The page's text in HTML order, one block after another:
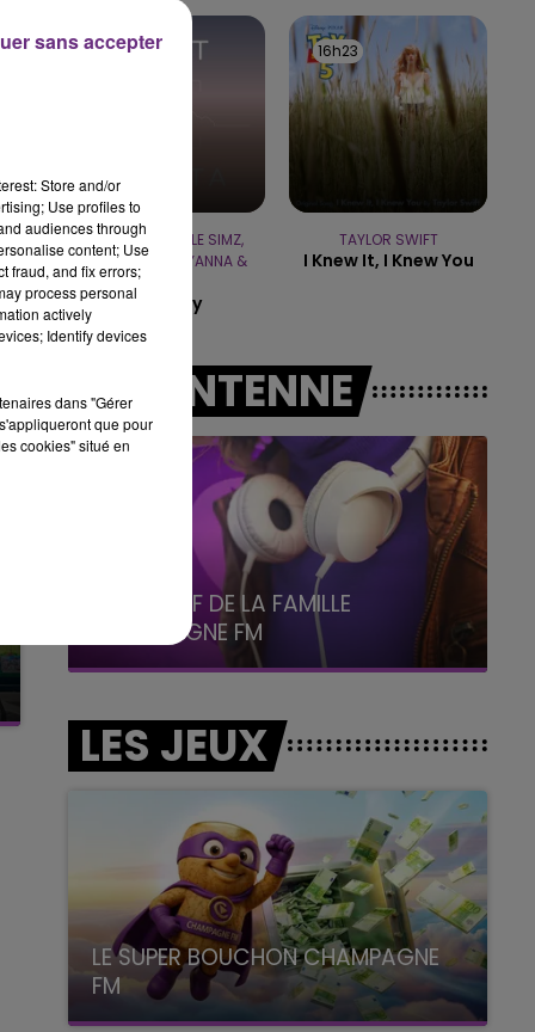
LE BEST OF DE LA
CHAMPAGNE
16h26
16h26
COLDPLAY, LITTLE SIMZ,
BURNA BOY, ELYANNA &
We Pray
16h23
16h23
TAYLOR SWIFT
I Knew It, I Knew You
A L'ANTENNE
La Famille
LES JEUX
LE SUPER BOUCHON CHAMPAGNE
FM
avec La Famille Champagne FM, à 8H10
Store and/or
Use profiles to
audiences through
content; Use
fraud, and fix errors;
process personal
actively
Identify devices
dans "Gérer
que pour
cookies" situé en
sans accepter